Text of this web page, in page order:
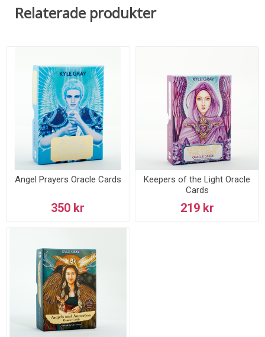
Relaterade produkter
Angel Prayers Oracle Cards
350 kr
Keepers of the Light Oracle
Cards
219 kr